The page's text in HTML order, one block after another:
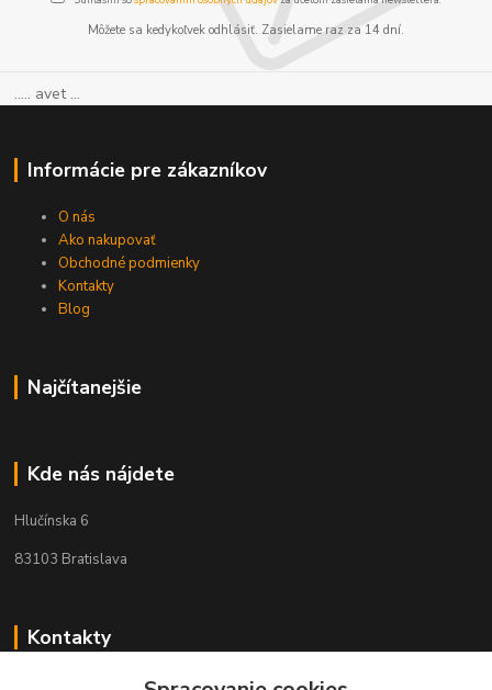
Môžete sa kedykoľvek odhlásiť. Zasielame raz za 14 dní.
..... avet ...
Informácie pre zákazníkov
O nás
Ako nakupovať
Obchodné podmienky
Kontakty
Blog
Najčítanejšie
Kde nás nájdete
Hlučínska 6
83103 Bratislava
Kontakty